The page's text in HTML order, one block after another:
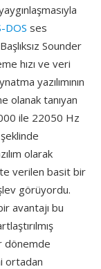
DOS ses
Sounder
hızı ve veri
yazılımının
olanak tanıyan
ile 22050 Hz
olarak
verilen basit bir
görüyordu.
avantajı bu
dönemde
ortadan